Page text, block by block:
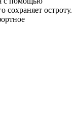
сохраняет остроту.